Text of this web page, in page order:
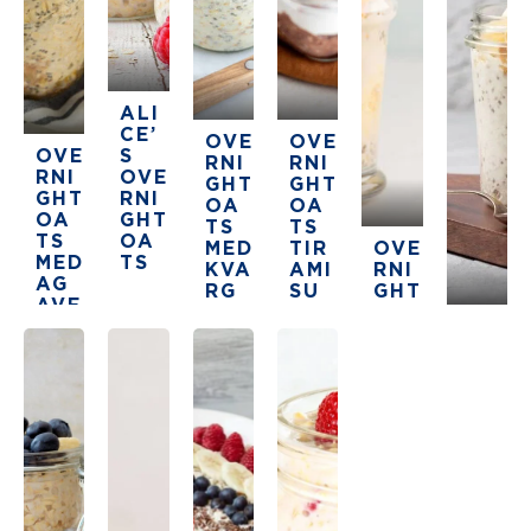
JOR
DN
4.8
4 h 10
minThe average
OVE
RNI
GHT
OA
TS
MED
AG
AVE
SIR
AP
minThere are no review for this recipe yet
ALI
CE’
S
OVE
RNI
GHT
OA
TS
The average star rating for this recipe is
OVE
RNI
GHT
OA
TS
MED
KVA
RG
4.8
minThe average star rating for this
OVE
RNI
GHT
OA
TS
TIR
AMI
SU
minThe average star
OVE
RNI
GHT